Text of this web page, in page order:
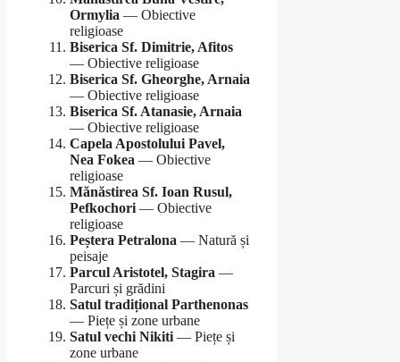
Ormylia — Obiective
religioase
Biserica Sf. Dimitrie, Afitos
— Obiective religioase
Biserica Sf. Gheorghe, Arnaia
— Obiective religioase
Biserica Sf. Atanasie, Arnaia
— Obiective religioase
Capela Apostolului Pavel,
Nea Fokea — Obiective
religioase
Mănăstirea Sf. Ioan Rusul,
Pefkochori— Obiective
religioase
Peștera Petralona — Natură și
peisaje
Parcul Aristotel, Stagira —
Parcuri și grădini
Satul tradițional Parthenonas
— Piețe și zone urbane
Satul vechi Nikiti— Piețe și
zone urbane